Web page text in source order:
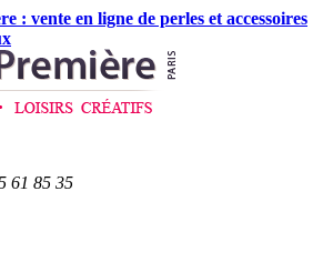
: vente en ligne de perles et accessoires
61 85 35